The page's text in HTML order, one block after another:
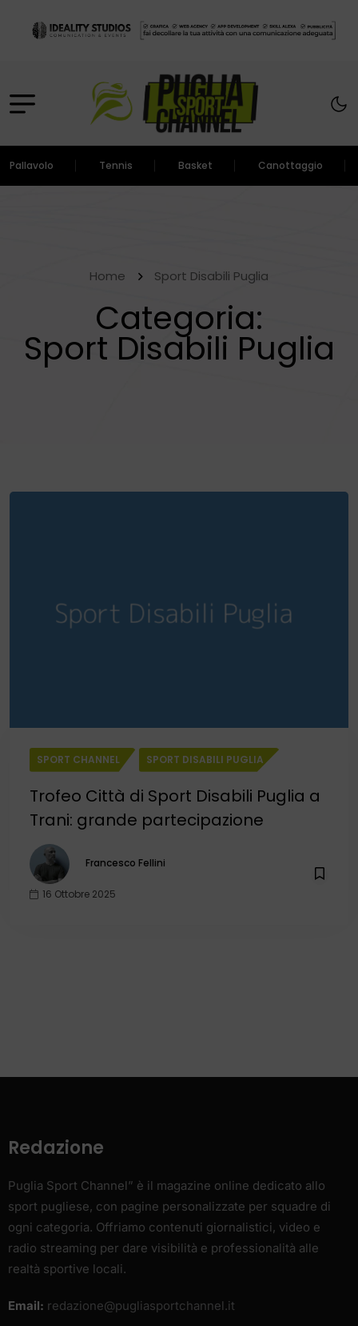
Pallavolo Tennis Basket Canottaggio
Home Sport Disabili Puglia
Categoria:
Sport Disabili Puglia
SPORT CHANNEL SPORT DISABILI PUGLIA
Trofeo Città di Sport Disabili Puglia a
Trani: grande partecipazione
Francesco Fellini
16 Ottobre 2025
Redazione
Puglia Sport Channel” è il magazine online dedicato allo
sport pugliese, con pagine personalizzate per squadre di
ogni categoria. Offriamo contenuti giornalistici, video e
radio streaming per dare visibilità e professionalità alle
realtà sportive locali.
Email: redazione@pugliasportchannel.it